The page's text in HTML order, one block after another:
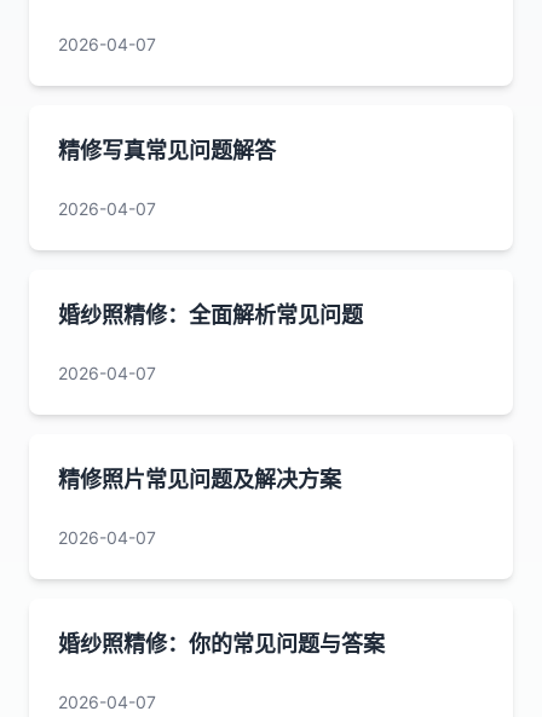
2026-04-07
精修写真常见问题解答
2026-04-07
婚纱照精修：全面解析常见问题
2026-04-07
精修照片常见问题及解决方案
2026-04-07
婚纱照精修：你的常见问题与答案
2026-04-07